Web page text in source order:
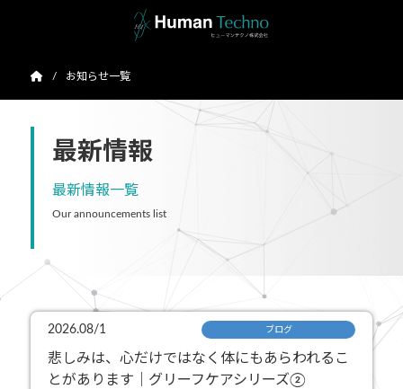
お知らせ一覧
最新情報
最新情報一覧
Our announcements list
2026.08/1 ブログ
悲しみは、心だけではなく体にもあらわれるこ
とがあります｜グリーフケアシリーズ②